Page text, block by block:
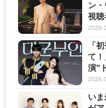
ン
視聴
「
て！
演”
い